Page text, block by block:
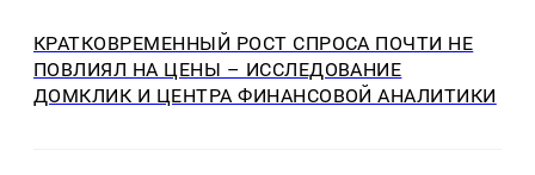
КРАТКОВРЕМЕННЫЙ РОСТ СПРОСА ПОЧТИ НЕ
ПОВЛИЯЛ НА ЦЕНЫ – ИССЛЕДОВАНИЕ
ДОМКЛИК И ЦЕНТРА ФИНАНСОВОЙ АНАЛИТИКИ